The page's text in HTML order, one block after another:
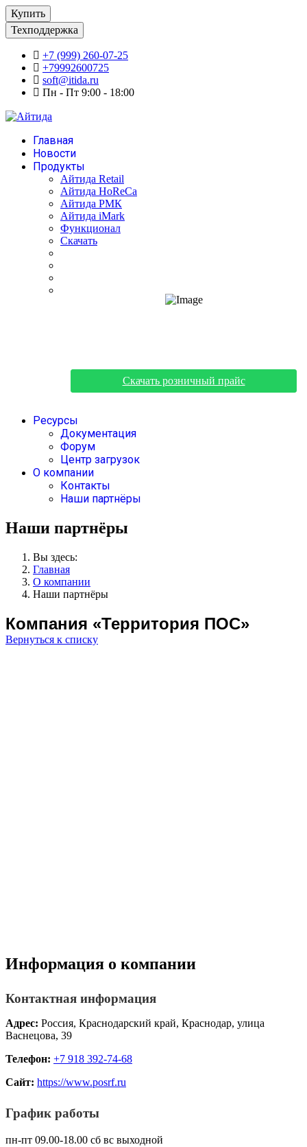
Купить
Техподдержка
+7 (999) 260-07-25
+79992600725
soft@itida.ru
Пн - Пт 9:00 - 18:00
Главная
Новости
Продукты
Айтида Retail
Айтида HoReCa
Айтида РМК
Айтида iMark
Функционал
Скачать
Скачать розничный прайс
Ресурсы
Документация
Форум
Центр загрузок
О компании
Контакты
Наши партнёры
Наши партнёры
Вы здесь:
Главная
О компании
Наши партнёры
Компания «Территория ПОС»
Вернуться к списку
Информация о компании
Контактная информация
Адрес: Россия, Краснодарский край, Краснодар, улица
Васнецова, 39
Телефон: +7 918 392-74-68
Сайт: https://www.posrf.ru
График работы
пн-пт 09.00-18.00 сб вс выходной